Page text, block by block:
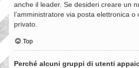
anche il leader. Se desideri creare un
l’amministratore via posta elettronica
privato.
Top
Perché alcuni gruppi di utenti